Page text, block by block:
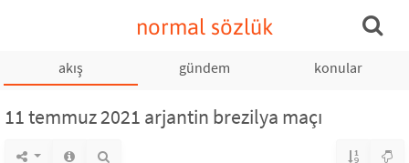
normal sözlük
akış gündem konular
11 temmuz 2021 arjantin brezilya maçı